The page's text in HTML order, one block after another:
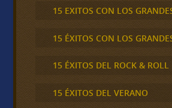
15 EXITOS CON LOS
15 ÉXITOS CON LOS
15 ÉXITOS DEL ROCK & ROLL
15 ÉXITOS DEL VERANO